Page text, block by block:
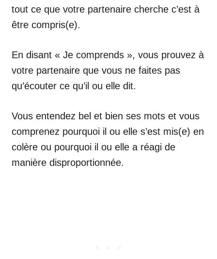
tout ce que votre partenaire cherche c’est à
être compris(e).
En disant « Je comprends », vous prouvez à
votre partenaire que vous ne faites pas
qu’écouter ce qu’il ou elle dit.
Vous entendez bel et bien ses mots et vous
comprenez pourquoi il ou elle s’est mis(e) en
colère ou pourquoi il ou elle a réagi de
manière disproportionnée.